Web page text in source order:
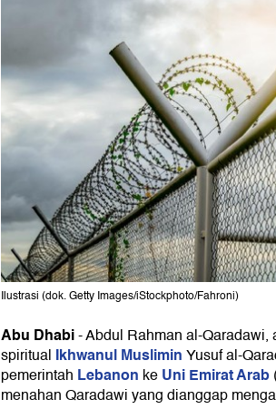
Ilustrasi (dok. Getty Images/iStockphoto/Fahroni)
Abu Dhabi-Abdul Rahman al-
spiritual Ikhwanul MusliminYusuf al-
pemerintah Lebanon keUni Emirat Arab
menahan Qaradawi yang dianggap